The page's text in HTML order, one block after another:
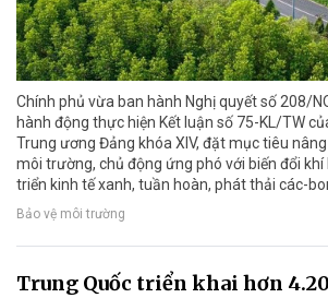
Chính phủ vừa ban hành Nghị quyết số 208/
hành động thực hiện Kết luận số 75-KL/TW
Trung ương Đảng khóa XIV, đặt mục tiêu
môi trường, chủ động ứng phó với biến đổi
triển kinh tế xanh, tuần hoàn, phát thải các-
Bảo vệ môi trường
Trung Quốc triển khai hơn